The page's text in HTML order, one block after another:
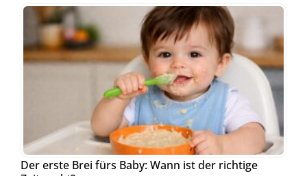
Der erste Brei fürs Baby: Wann ist der richtige